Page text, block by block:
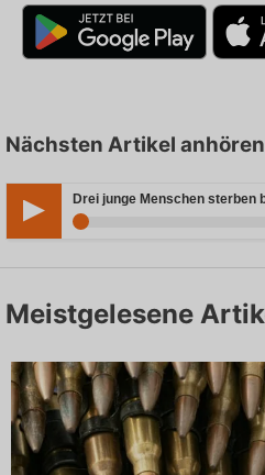
Nächsten Artikel
Meistgelesene